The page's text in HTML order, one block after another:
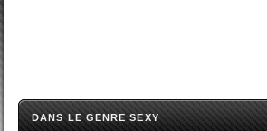
DANS LE GENRE SEXY